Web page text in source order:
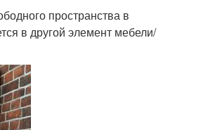
пространства в
в другой элемент мебели/